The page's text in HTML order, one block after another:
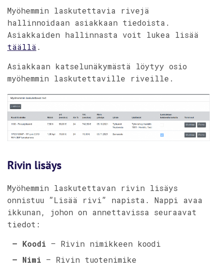
Myöhemmin laskutettavia rivejä
hallinnoidaan asiakkaan tiedoista.
Asiakkaiden hallinnasta voit lukea lisää
täällä .
Asiakkaan katselunäkymästä löytyy osio
myöhemmin laskutettaville riveille.
Rivin lisäys
Myöhemmin laskutettavan rivin lisäys
onnistuu ”Lisää rivi” napista. Nappi avaa
ikkunan, johon on annettavissa seuraavat
tiedot:
– Koodi – Rivin nimikkeen koodi
– Nimi – Rivin tuotenimike